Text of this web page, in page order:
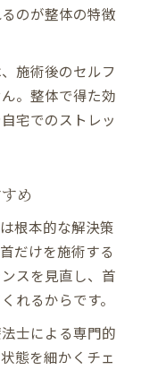
のが整体の特徴
施術後のセルフ
。整体で得た効
宅でのストレッ
め
根本的な解決策
だけを施術する
スを見直し、首
れるからです。
士による専門的
態を細かくチェ